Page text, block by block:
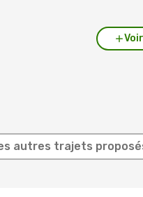
autres trajets